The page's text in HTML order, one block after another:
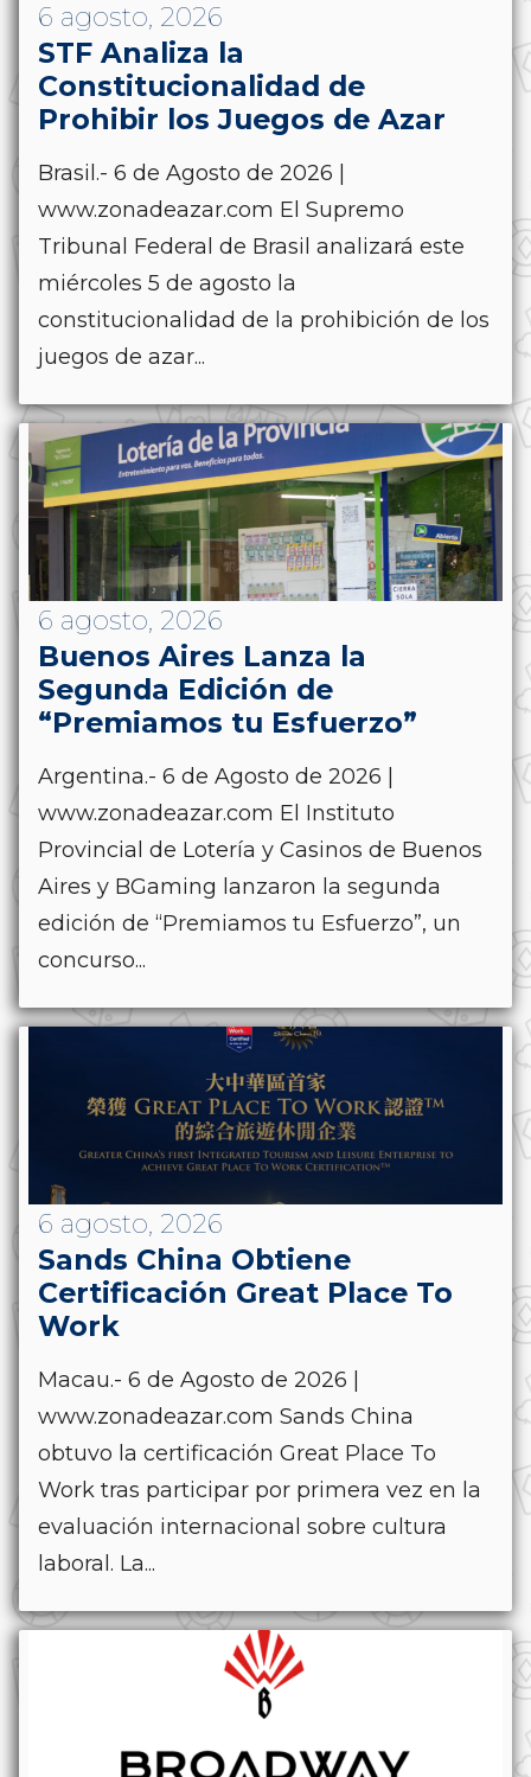
6 agosto, 2026
STF Analiza la
Constitucionalidad de
Prohibir los Juegos de Azar
Brasil.- 6 de Agosto de 2026 |
www.zonadeazar.com El Supremo
Tribunal Federal de Brasil analizará este
miércoles 5 de agosto la
constitucionalidad de la prohibición de los
juegos de azar...
6 agosto, 2026
Buenos Aires Lanza la
Segunda Edición de
“Premiamos tu Esfuerzo”
Argentina.- 6 de Agosto de 2026 |
www.zonadeazar.com El Instituto
Provincial de Lotería y Casinos de Buenos
Aires y BGaming lanzaron la segunda
edición de “Premiamos tu Esfuerzo”, un
concurso...
6 agosto, 2026
Sands China Obtiene
Certificación Great Place To
Work
Macau.- 6 de Agosto de 2026 |
www.zonadeazar.com Sands China
obtuvo la certificación Great Place To
Work tras participar por primera vez en la
evaluación internacional sobre cultura
laboral. La...